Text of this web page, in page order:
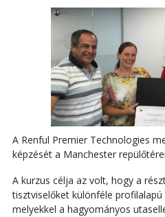
A Renful Premier Technologies
képzését a Manchester
A kurzus célja az volt, hogy a
tisztviselőket különféle
melyekkel a hagyományos